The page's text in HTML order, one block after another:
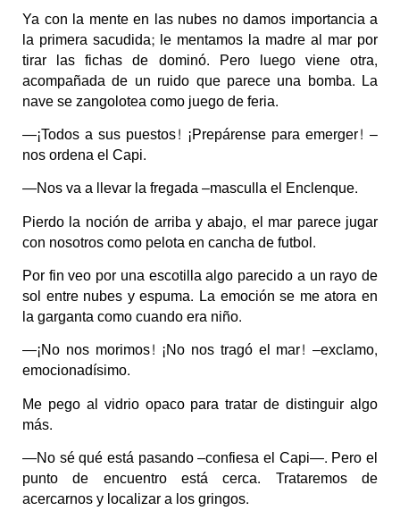
Ya con la mente en las nubes no damos importancia a
la primera sacudida; le mentamos la madre al mar por
tirar las fichas de dominó. Pero luego viene otra,
acompañada de un ruido que parece una bomba. La
nave se zangolotea como juego de feria.
—¡Todos a sus puestos! ¡Prepárense para emerger! –
nos ordena el Capi.
—Nos va a llevar la fregada –masculla el Enclenque.
Pierdo la noción de arriba y abajo, el mar parece jugar
con nosotros como pelota en cancha de futbol.
Por fin veo por una escotilla algo parecido a un rayo de
sol entre nubes y espuma. La emoción se me atora en
la garganta como cuando era niño.
—¡No nos morimos! ¡No nos tragó el mar! –exclamo,
emocionadísimo.
Me pego al vidrio opaco para tratar de distinguir algo
más.
—No sé qué está pasando –confiesa el Capi—. Pero el
punto de encuentro está cerca. Trataremos de
acercarnos y localizar a los gringos.